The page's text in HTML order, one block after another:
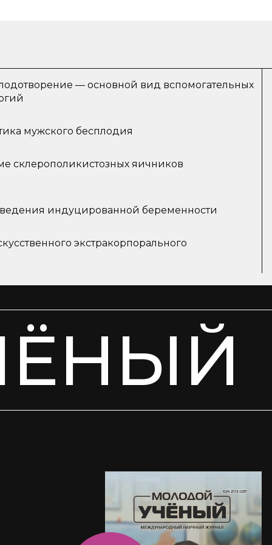
— основной вид вспомогательных
мужского бесплодия
склерополикистозных яичников
индуцированной беременности
экстракорпорального